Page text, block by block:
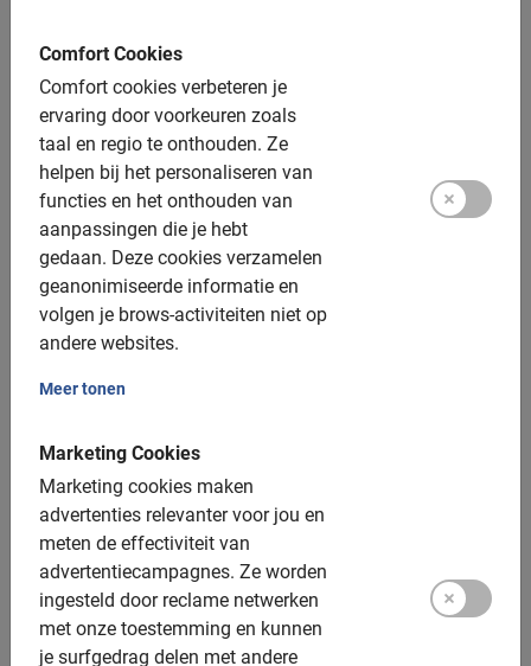
Comfort Cookies
Comfort cookies verbeteren je
ervaring door voorkeuren zoals
taal en regio te onthouden. Ze
helpen bij het personaliseren van
functies en het onthouden van
aanpassingen die je hebt
gedaan. Deze cookies verzamelen
geanonimiseerde informatie en
volgen je brows-activiteiten niet op
andere websites.
Meer tonen
Marketing Cookies
Marketing cookies maken
advertenties relevanter voor jou en
meten de effectiviteit van
advertentiecampagnes. Ze worden
ingesteld door reclame netwerken
met onze toestemming en kunnen
je surfgedrag delen met andere
Een top ervaring!
Fotomomenten
Extra opties:
Elektrische fiets: beschikbaar, $25,- toeslag
Helmen: beschikbaar, verplicht
Kinderfietsen: 3 tot 12 jaar
Kinderzitjes: beschikbaar
Tandems: beschikbaar, $10,- toeslag
Groepsgrootte:
Boekbaar voor groepen van: 2 tot 200 deelnemers
Gemiddelde groepsgrootte: 8 deelnemers
Minimum aantal: 2 deelnemers
Per 15 deelnemers wordt een extra gids ingezet